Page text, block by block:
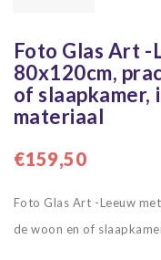
Foto Glas Art -
80x120cm,
of slaapkamer,
materiaal
€159,50
Foto Glas Art -Leeuw
de woon en of